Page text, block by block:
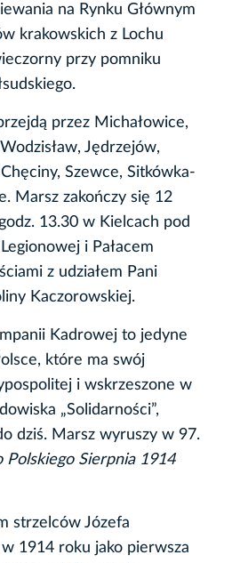
na Rynku Głównym
krakowskich z Lochu
przy pomniku
przez Michałowice,
Jędrzejów,
Szewce, Sitkówka-
Marsz zakończy się 12
13.30 w Kielcach pod
i Pałacem
z udziałem Pani
Kaczorowskiej.
Kadrowej to jedyne
które ma swój
i wskrzeszone w
„Solidarności”,
dziś. Marsz wyruszy w 97.
Polskiego Sierpnia 1914
strzelców Józefa
w 1914 roku jako pierwsza